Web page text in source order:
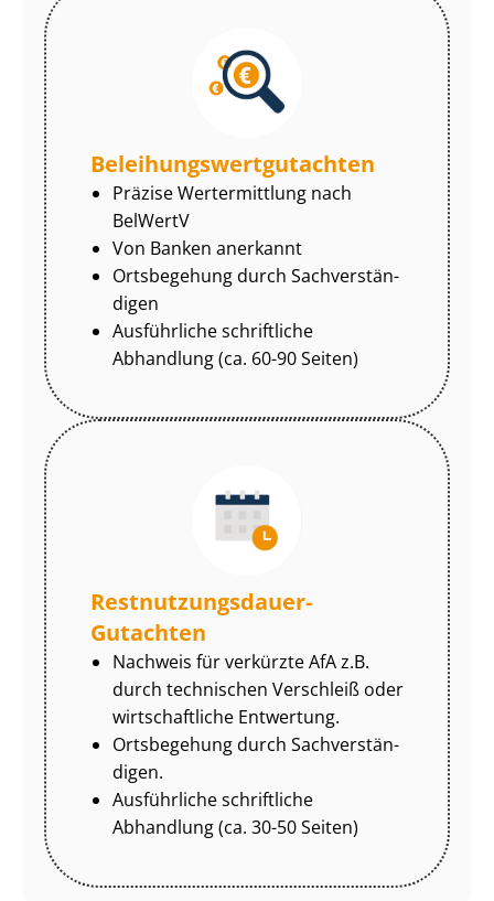
Be­lei­hungs­wert­gut­ach­ten
Präzise Wertermittlung nach
BelWertV
Von Banken anerkannt
Ortsbegehung durch Sach­ver­stän­
di­gen
Ausführliche schriftliche
Abhandlung (ca. 60-90 Seiten)
Rest­nut­zungs­dau­er-
Gutachten
Nachweis für verkürzte AfA z.B.
durch technischen Verschleiß oder
wirtschaftliche Entwertung.
Ortsbegehung durch Sach­ver­stän­
di­gen.
Ausführliche schriftliche
Abhandlung (ca. 30-50 Seiten)